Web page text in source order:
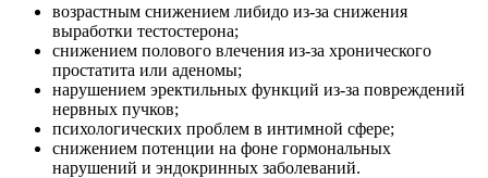
возрастным снижением либидо из-за снижения
выработки тестостерона;
снижением полового влечения из-за хронического
простатита или аденомы;
нарушением эректильных функций из-за повреждений
нервных пучков;
психологических проблем в интимной сфере;
снижением потенции на фоне гормональных
нарушений и эндокринных заболеваний.